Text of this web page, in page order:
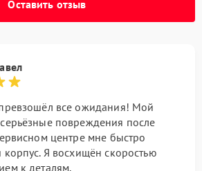
Оставить отзыв
все ожидания! Мой
повреждения после
центре мне быстро
Я восхищён скоростью
к деталям.